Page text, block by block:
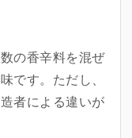
の香辛料を混ぜ
です。ただし、
者による違いが